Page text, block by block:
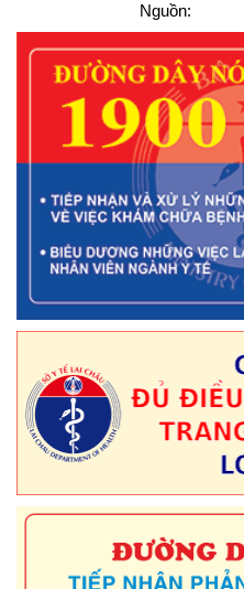
4 : 31
41
Nguồn: